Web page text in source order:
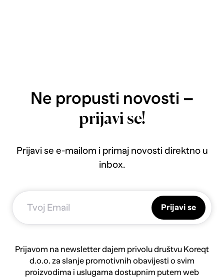
Ne propusti novosti –
prijavi se!
Prijavi se e-mailom i primaj novosti direktno u
inbox.
Prijavi se
Prijavom na newsletter dajem privolu društvu Koreqt
d.o.o. za slanje promotivnih obavijesti o svim
proizvodima i uslugama dostupnim putem web